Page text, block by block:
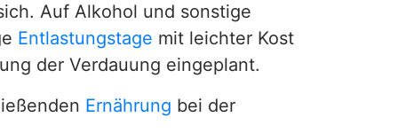
Auf Alkohol und sonstige
Entlastungstage mit leichter Kost
der Verdauung eingeplant.
Ernährung bei der